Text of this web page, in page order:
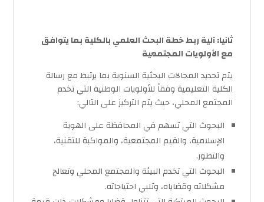
ثانيا: آلية ربط خطة البحث العلمي بالكلية بما يتوافق
مع الأولويات المجتمعية
يتم تحديد المجالات البحثية السنوية بما يرتبط مع رسالة
الكلية التعليمية وفقاً للأولويات الوطنية التي تخدم
المجتمع المحلي، حيث يتم التركيز على التالي:
البحوث التي تسهم في المحافظة على الهوية
الإسلامية، والقيم المجتمعية، والمواكبة للتقنية،
والتطور.
البحوث التي تخدم البيئة والمجتمع المحلي وتعالج
مشكلاته وقضاياه، وتلبي احتياجاته.